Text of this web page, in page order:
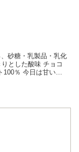
砂糖・乳製品・乳化
とした酸味 チョコ
％ 今日は甘いも